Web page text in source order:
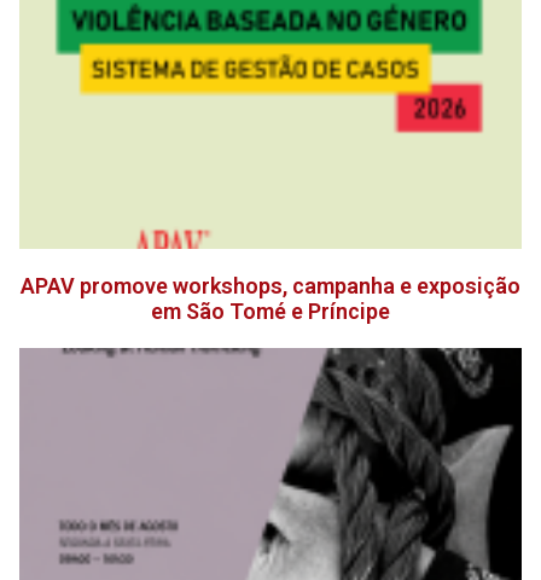
APAV promove workshops, campanha e exposição
em São Tomé e Príncipe